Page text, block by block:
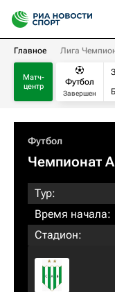
Главное Лига
Матч-
центр
Футбол
Завершен
Футбол
Чемпионат
Тур:
Время начала:
Стадион: